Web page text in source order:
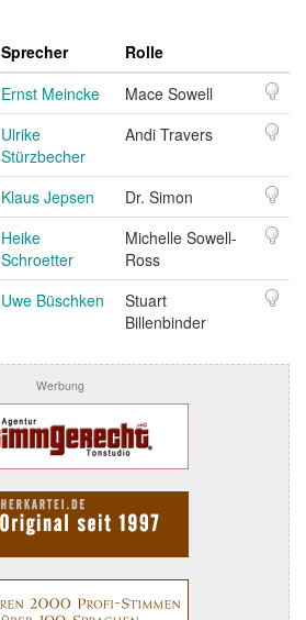
Sprecher
Rolle
Ernst Meincke
Mace Sowell
Ulrike
Stürzbecher
Andi Travers
Klaus Jepsen
Dr. Simon
Heike
Schroetter
Michelle Sowell-
Ross
Uwe Büschken
Stuart
Billenbinder
Werbung